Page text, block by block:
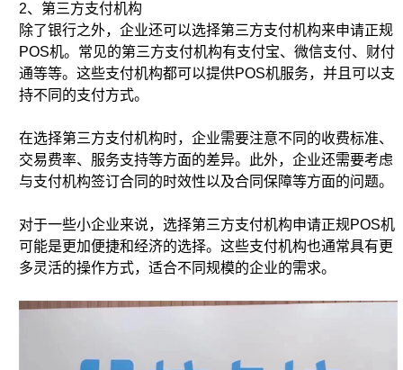
2、第三方支付机构
除了银行之外，企业还可以选择第三方支付机构来申请正规
POS机。常见的第三方支付机构有支付宝、微信支付、财付
通等等。这些支付机构都可以提供POS机服务，并且可以支
持不同的支付方式。
在选择第三方支付机构时，企业需要注意不同的收费标准、
交易费率、服务支持等方面的差异。此外，企业还需要考虑
与支付机构签订合同的时效性以及合同保障等方面的问题。
对于一些小企业来说，选择第三方支付机构申请正规POS机
可能是更加便捷和经济的选择。这些支付机构也通常具有更
多灵活的操作方式，适合不同规模的企业的需求。